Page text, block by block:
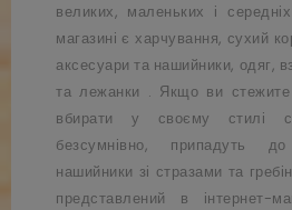
великих, маленьких і
магазині є харчування, сухий
аксесуари та нашийники, одяг,
талежанки . Якщо ви
вбирати у своєму стилі
безсумнівно, припадуть
нашийники зі стразами та
представлений в інтернет-